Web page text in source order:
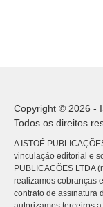
Copyright © 2026 -
Todos os direitos
A ISTOÉ
vinculação editorial e
PUBLICACÕES LTDA
realizamos cobranças
contrato de assinatura